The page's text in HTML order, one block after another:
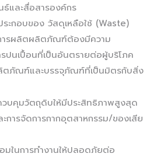
ธ์และสื่อสารองค์กร
กอบของ วัสดุเหลือใช้ (Waste)
ารผลิตผลิตภัณฑ์ต้องมีความ
ปนเปื้อนที่เป็นอันตรายต่อผู้บริโภค
ตภัณฑ์และบรรจุภัณฑ์ที่เป็นมิตรกับสิ่ง
วบคุมวัตถุดิบให้มีประสิทธิภาพสูงสุด
การจัดการกากอุตสาหกรรม/ของเสีย
ในการทำงานให้ปลอดภัยต่อ